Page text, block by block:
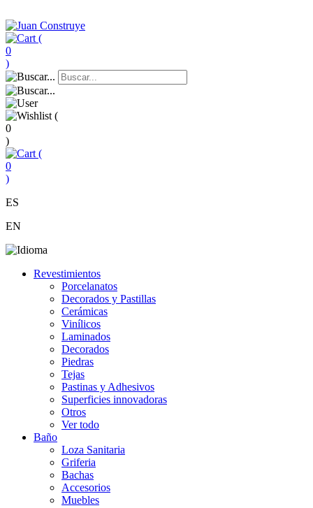
(
0
)
(
0
)
(
0
)
ES
EN
Revestimientos
Porcelanatos
Decorados y Pastillas
Cerámicas
Vinílicos
Laminados
Decorados
Piedras
Tejas
Pastinas y Adhesivos
Superficies innovadoras
Otros
Ver todo
Baño
Loza Sanitaria
Griferia
Bachas
Accesorios
Muebles